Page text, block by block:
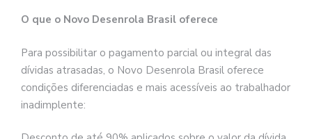
O que o Novo Desenrola Brasil oferece
Para possibilitar o pagamento parcial ou integral das
dívidas atrasadas, o Novo Desenrola Brasil oferece
condições diferenciadas e mais acessíveis ao trabalhador
inadimplente: